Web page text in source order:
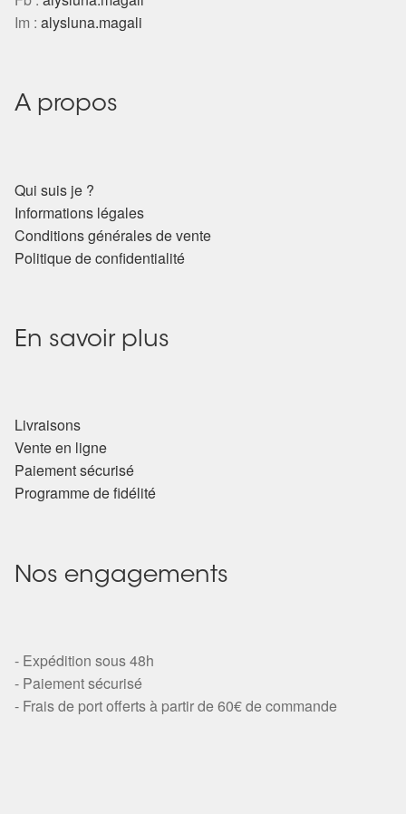
Arts Divinatoires : Percez les Mystères de l’Invisible
Protection énergétique : Trouvez votre bouclier
Test — Quelle Gardienne ?
La roue de l’année
Détails du compte
Commandes
Im : alysluna.magali
A propos
Qui suis je ?
Informations légales
Conditions générales de vente
Politique de confidentialité
En savoir plus
Livraisons
Vente en ligne
Paiement sécurisé
Programme de fidélité
Nos engagements
- Expédition sous 48h
- Paiement sécurisé
- Frais de port offerts à partir de 60€ de commande